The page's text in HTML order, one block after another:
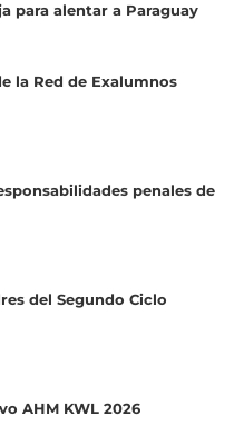
para alentar a Paraguay
la Red de Exalumnos
penales de
del Segundo Ciclo
AHM KWL 2026